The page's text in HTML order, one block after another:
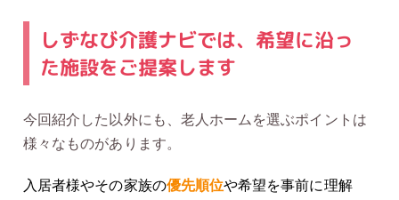
しずなび介護ナビでは、希望に沿っ
た施設をご提案します
今回紹介した以外にも、老人ホームを選ぶポイントは
様々なものがあります。
入居者様やその家族の優先順位や希望を事前に理解